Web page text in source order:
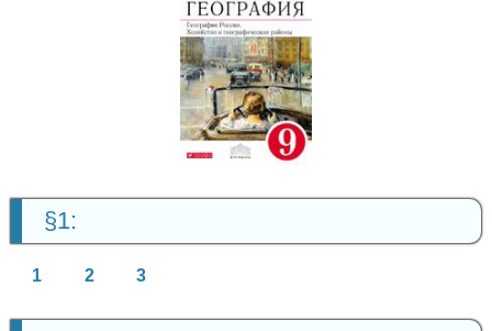
География
9 класс
§1:
1 2 3